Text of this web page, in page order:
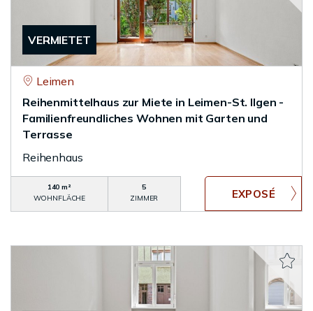
VERMIETET
Leimen
Reihenmittelhaus zur Miete in Leimen-St. Ilgen -
Familienfreundliches Wohnen mit Garten und
Terrasse
Reihenhaus
140 m²
WOHNFLÄCHE
5
ZIMMER